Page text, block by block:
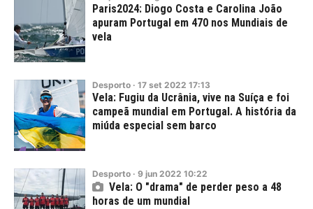
Paris2024: Diogo Costa e Carolina João
apuram Portugal em 470 nos Mundiais de
vela
Desporto · 17 set 2022 17:13
Vela: Fugiu da Ucrânia, vive na Suíça e foi
campeã mundial em Portugal. A história da
miúda especial sem barco
Desporto · 9 jun 2022 10:22
Vela: O "drama" de perder peso a 48
horas de um mundial